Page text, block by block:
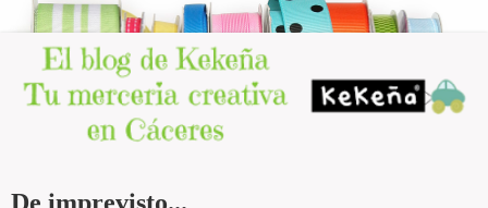
De imprevisto...